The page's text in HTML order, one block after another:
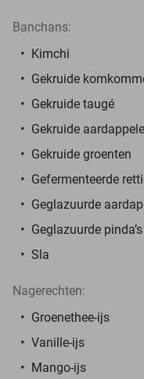
Banchans:
Kimchi
Gekruide
Gekruide taugé
Gekruide
Gekruide groenten
Gefermenteerde
Geglazuurde
Geglazuurde pinda’s
Sla
Nagerechten:
Groenethee-ijs
Vanille-ijs
Mango-ijs